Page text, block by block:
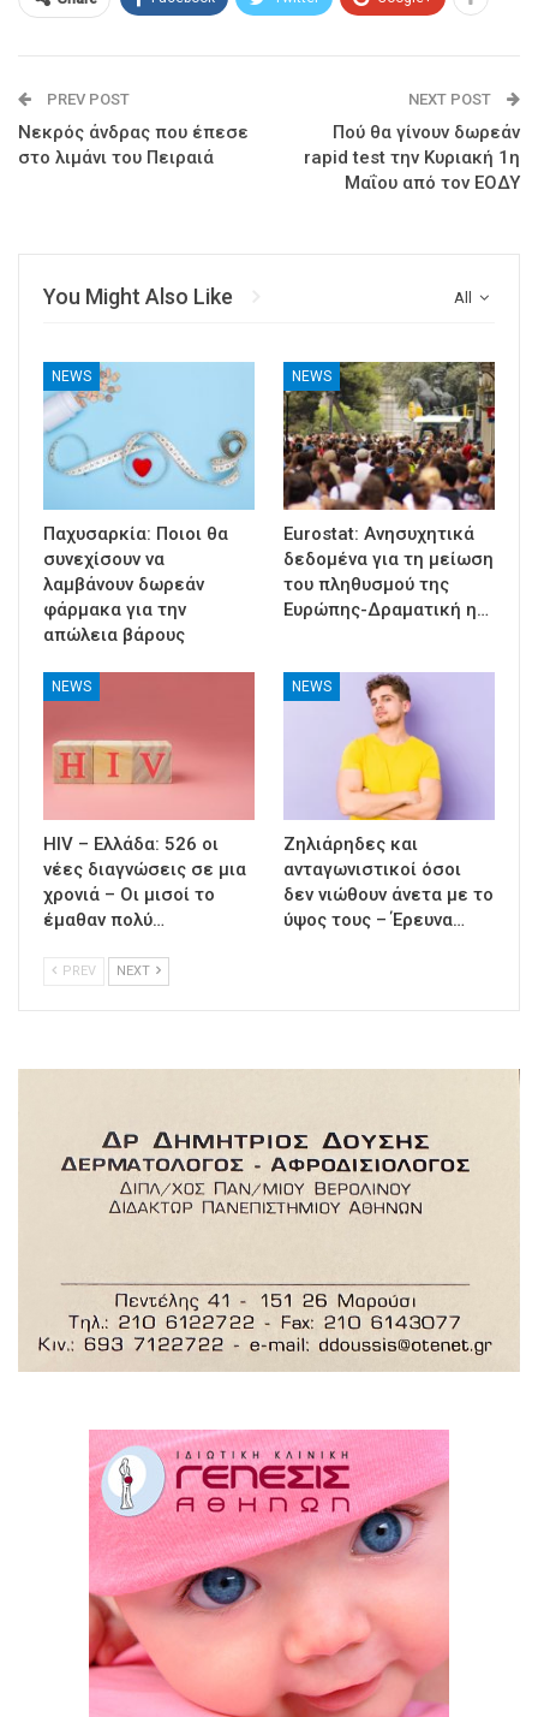
PREV POST
Νεκρός άνδρας που έπεσε
στο λιμάνι του Πειραιά
NEXT POST
Πού θα γίνουν δωρεάν
rapid test την Κυριακή 1η
Μαΐου από τον ΕΟΔΥ
All
You Might Also Like
NEWS
Παχυσαρκία: Ποιοι θα
συνεχίσουν να
λαμβάνουν δωρεάν
φάρμακα για την
απώλεια βάρους
NEWS
Eurostat: Ανησυχητικά
δεδομένα για τη μείωση
του πληθυσμού της
Ευρώπης-Δραματική η…
NEWS
HIV – Ελλάδα: 526 οι
νέες διαγνώσεις σε μια
χρονιά – Οι μισοί το
έμαθαν πολύ…
NEWS
Ζηλιάρηδες και
ανταγωνιστικοί όσοι
δεν νιώθουν άνετα με το
ύψος τους – Έρευνα…
PREV NEXT